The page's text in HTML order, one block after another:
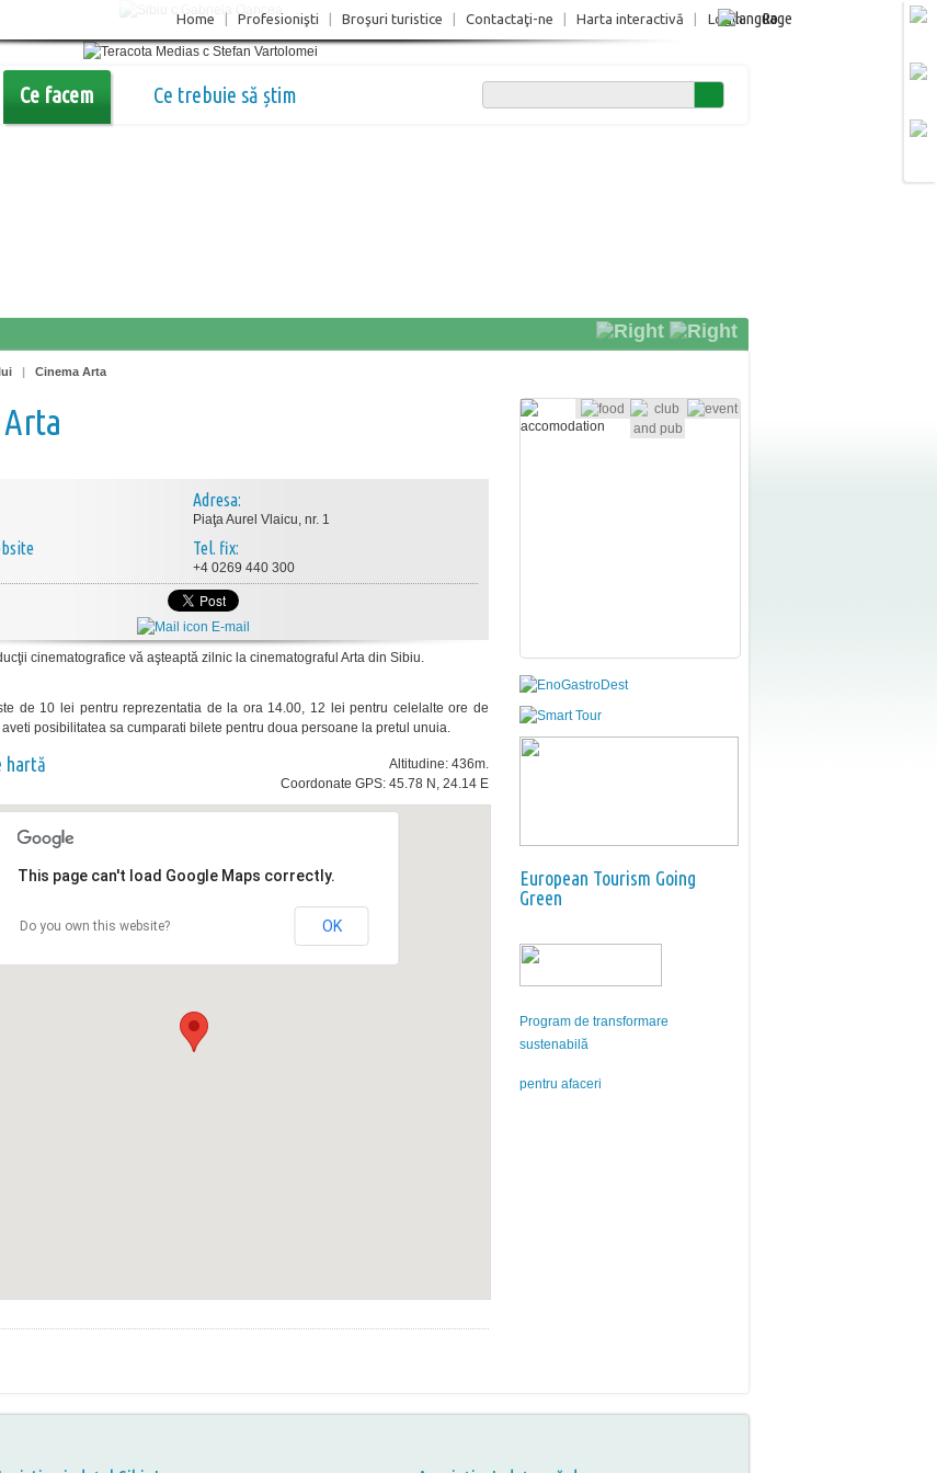
Login Ro
Home Profesionişti Broşuri turistice Contactaţi-ne Harta interactivă
Ce facem Ce trebuie să știm
| Cinema Arta
Adresa:
Piaţa Aurel Vlaicu, nr. 1
Tel. fix:
+4 0269 440 300
E-mail
cinematografice vă aşteaptă zilnic la cinematograful Arta din Sibiu.
de 10 lei pentru reprezentatia de la ora 14.00, 12 lei pentru celelalte ore de
posibilitatea sa cumparati bilete pentru doua persoane la pretul unuia.
Altitudine: 436m.
Coordonate GPS: 45.78 N, 24.14 E
hartă
This page can't load Google Maps correctly.
Do you own this website? OK
European Tourism Going
Green
Program de transformare
sustenabilă
pentru afaceri